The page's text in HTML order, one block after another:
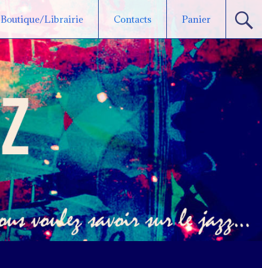
Boutique/Librairie Contacts Panier